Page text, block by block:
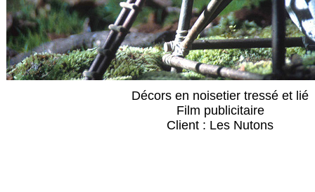
Décors en noisetier tressé et lié
Film publicitaire
Client : Les Nutons